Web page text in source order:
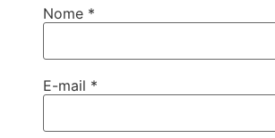
Nome *
E-mail *